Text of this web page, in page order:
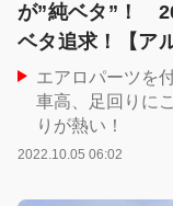
が”純ベタ”！
ベタ追求！【ア
エアロパーツを
車高、足回りに
りが熱い！
2022.10.05 06:02